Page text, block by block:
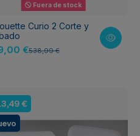
Fuera de stock
Curio 2 Corte y
€538,99 €
€